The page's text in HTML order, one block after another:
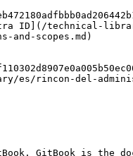
ID](/technical-
scopes.md)
es/rincon-del-
GitBook is the